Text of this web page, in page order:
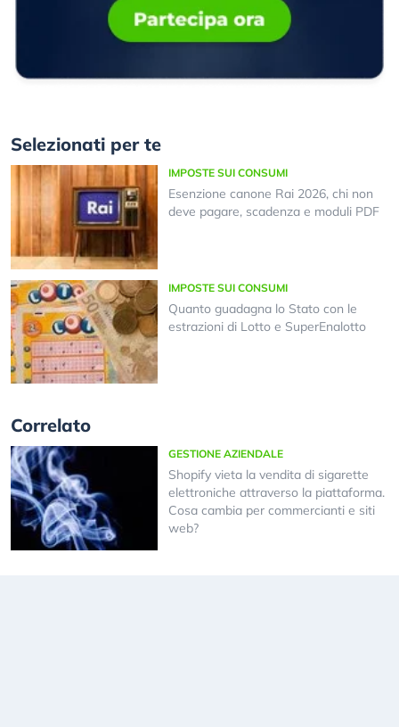
Selezionati per te
IMPOSTE SUI CONSUMI
Esenzione canone Rai 2026, chi non
deve pagare, scadenza e moduli PDF
IMPOSTE SUI CONSUMI
Quanto guadagna lo Stato con le
estrazioni di Lotto e SuperEnalotto
Correlato
GESTIONE AZIENDALE
Shopify vieta la vendita di sigarette
elettroniche attraverso la piattaforma.
Cosa cambia per commercianti e siti
web?